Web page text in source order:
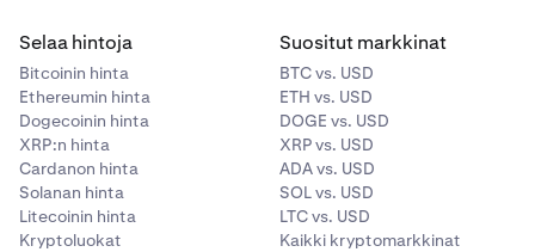
Selaa hintoja
Bitcoinin hinta
Ethereumin hinta
Dogecoinin hinta
XRP:n hinta
Cardanon hinta
Solanan hinta
Litecoinin hinta
Kryptoluokat
Suositut markkinat
BTC vs. USD
ETH vs. USD
DOGE vs. USD
XRP vs. USD
ADA vs. USD
SOL vs. USD
LTC vs. USD
Kaikki kryptomarkkinat